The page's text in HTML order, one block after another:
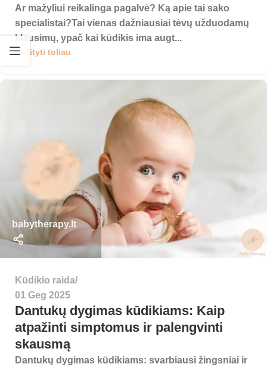
Ar mažyliui reikalinga pagalvė? Ką apie tai sako
specialistai?Tai vienas dažniausiai tėvų užduodamų
klausimų, ypač kai kūdikis ima augt...
Skaityti toliau
babytherapy.lt
Kūdikio raida
01 Geg 2025
Dantukų dygimas kūdikiams: Kaip
atpažinti simptomus ir palengvinti
skausmą
Dantukų dygimas kūdikiams: svarbiausi žingsniai ir